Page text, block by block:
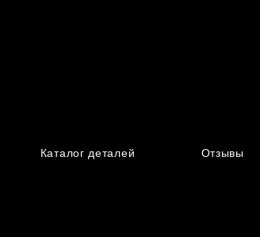
Каталог деталей Отзывы